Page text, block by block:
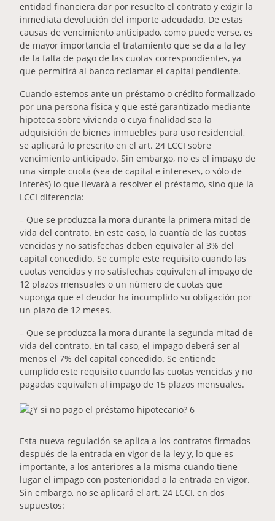
entidad financiera dar por resuelto el contrato y exigir la
inmediata devolución del importe adeudado. De estas
causas de vencimiento anticipado, como puede verse, es
de mayor importancia el tratamiento que se da a la ley
de la falta de pago de las cuotas correspondientes, ya
que permitirá al banco reclamar el capital pendiente.
Cuando estemos ante un préstamo o crédito formalizado
por una persona física y que esté garantizado mediante
hipoteca sobre vivienda o cuya finalidad sea la
adquisición de bienes inmuebles para uso residencial,
se aplicará lo prescrito en el art. 24 LCCI sobre
vencimiento anticipado. Sin embargo, no es el impago de
una simple cuota (sea de capital e intereses, o sólo de
interés) lo que llevará a resolver el préstamo, sino que la
LCCI diferencia:
– Que se produzca la mora durante la primera mitad de
vida del contrato. En este caso, la cuantía de las cuotas
vencidas y no satisfechas deben equivaler al 3% del
capital concedido. Se cumple este requisito cuando las
cuotas vencidas y no satisfechas equivalen al impago de
12 plazos mensuales o un número de cuotas que
suponga que el deudor ha incumplido su obligación por
un plazo de 12 meses.
– Que se produzca la mora durante la segunda mitad de
vida del contrato. En tal caso, el impago deberá ser al
menos el 7% del capital concedido. Se entiende
cumplido este requisito cuando las cuotas vencidas y no
pagadas equivalen al impago de 15 plazos mensuales.
Esta nueva regulación se aplica a los contratos firmados
después de la entrada en vigor de la ley y, lo que es
importante, a los anteriores a la misma cuando tiene
lugar el impago con posterioridad a la entrada en vigor.
Sin embargo, no se aplicará el art. 24 LCCI, en dos
supuestos: